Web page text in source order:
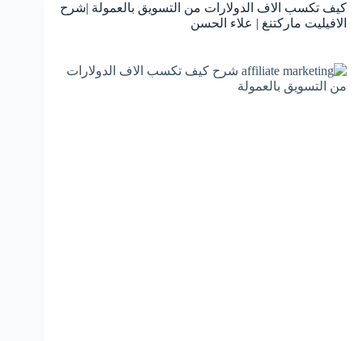
كيف تكسب الاف الدولارات من التسويق بالعمولة |شرح
الافيليت ماركتنغ | علاء الحسن